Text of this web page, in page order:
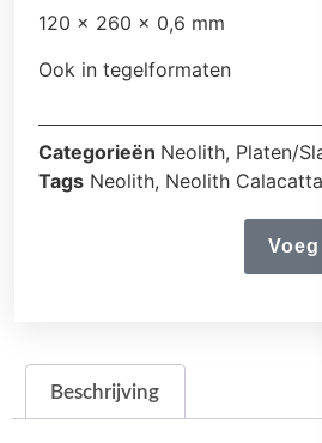
120 x 260 x 0,6 mm
Ook in tegelformaten
Categorieën Neolith, Platen/
Tags Neolith, Neolith Calacatta
Beschrijving